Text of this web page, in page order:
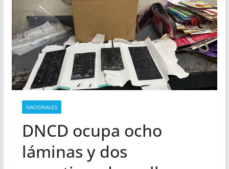
NACIONALES
DNCD ocupa ocho
láminas y dos